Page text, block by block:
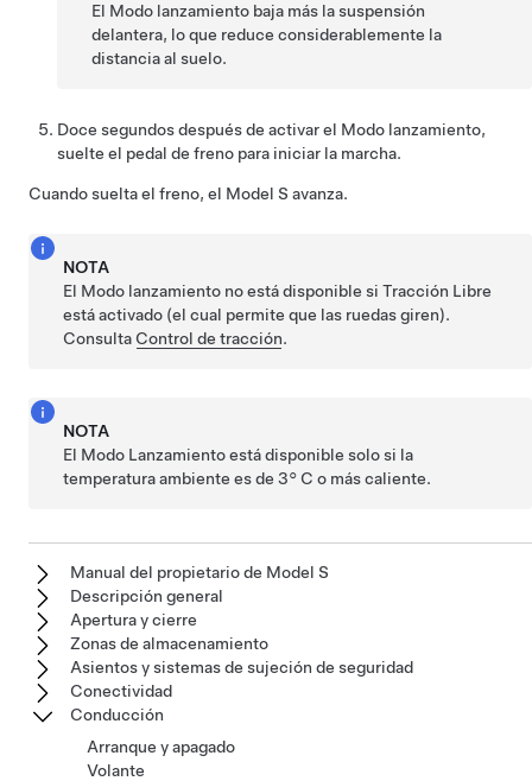
El Modo lanzamiento baja más la suspensión
delantera, lo que reduce considerablemente la
distancia al suelo.
Doce segundos después de activar el Modo lanzamiento,
suelte el pedal de freno para iniciar la marcha.
Cuando suelta el freno, el Model S avanza.
NOTA
El Modo lanzamiento no está disponible siTracción Libre
está activado (el cual permite que las ruedas giren).
Consulta Control de tracción.
NOTA
El Modo Lanzamiento está disponible solo si la
temperatura ambiente es de3° C o más caliente.
Manual del propietario de Model S
Descripción general
Apertura y cierre
Zonas de almacenamiento
Asientos y sistemas de sujeción de seguridad
Conectividad
Conducción
Arranque y apagado
Volante